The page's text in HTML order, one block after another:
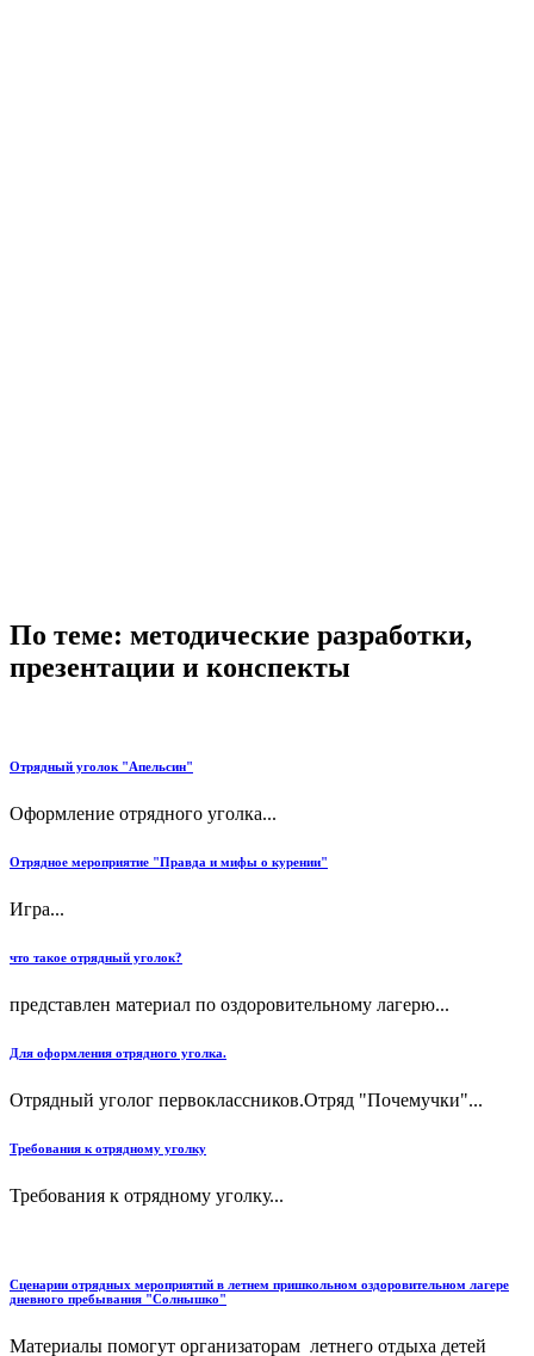
По теме: методические разработки,
презентации и конспекты
Отрядный уголок "Апельсин"
Оформление отрядного уголка...
Отрядное мероприятие "Правда и мифы о курении"
Игра...
что такое отрядный уголок?
представлен материал по оздоровительному лагерю...
Для оформления отрядного уголка.
Отрядный уголог первоклассников.Отряд "Почемучки"...
Требования к отрядному уголку
Требования к отрядному уголку...
Сценарии отрядных мероприятий в летнем пришкольном оздоровительном лагере
дневного пребывания "Солнышко"
Материалы помогут организаторам летнего отдыха детей